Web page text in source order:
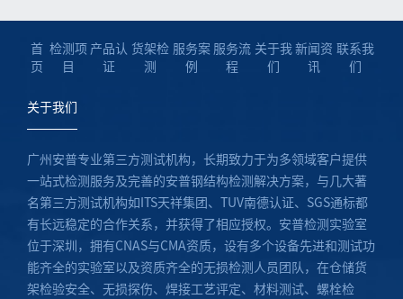
首
页
检测项
目
产品认
证
货架检
测
服务案
例
服务流
程
关于我
们
新闻资
讯
联系我
们
关于我们
广州安普专业第三方测试机构，长期致力于为多领域客户提供
一站式检测服务及完善的安普钢结构检测解决方案，与几大著
名第三方测试机构如ITS天祥集团、TUV南德认证、SGS通标都
有长远稳定的合作关系，并获得了相应授权。安普检测实验室
位于深圳，拥有CNAS与CMA资质，设有多个设备先进和测试功
能齐全的实验室以及资质齐全的无损检测人员团队，在仓储货
架检验安全、无损探伤、焊接工艺评定、材料测试、螺栓检